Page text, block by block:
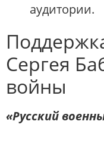
аудитории.
Сергея
войны
«Русский